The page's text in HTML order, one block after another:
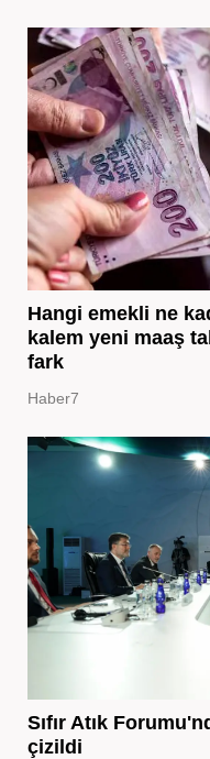
Hangi emekli ne
kalem yeni maaş
fark
Haber7
Sıfır Atık
çizildi